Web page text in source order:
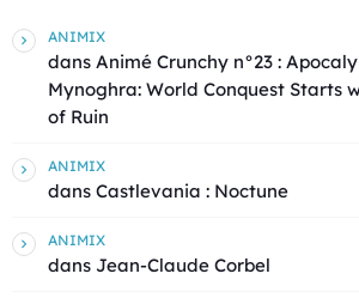
ANIMIX
dans Animé Crunchy n°23 :
Mynoghra: World Conquest Starts
of Ruin
ANIMIX
dans Castlevania : Noctune
ANIMIX
dans Jean-Claude Corbel